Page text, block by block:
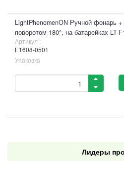
LightPhenomenON Ручной фонарь
поворотом 180°, на батарейках LT-
Артикул :
Е1608-0501
Упаковка
Лидеры